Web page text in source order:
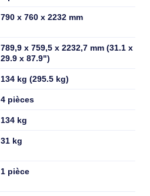
790 x 760 x 2232 mm
789,9 x 759,5 x 2232,7 mm (31.1 x
29.9 x 87.9")
134 kg (295.5 kg)
4 pièces
134 kg
31 kg
1 pièce